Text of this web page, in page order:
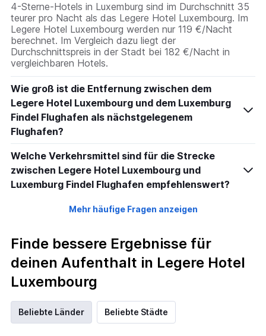
4-Sterne-Hotels in Luxemburg sind im Durchschnitt 35
teurer pro Nacht als das Legere Hotel Luxembourg. Im
Legere Hotel Luxembourg werden nur 119 €/Nacht
berechnet. Im Vergleich dazu liegt der
Durchschnittspreis in der Stadt bei 182 €/Nacht in
vergleichbaren Hotels.
Wie groß ist die Entfernung zwischen dem
Legere Hotel Luxembourg und dem Luxemburg
Findel Flughafen als nächstgelegenem
Flughafen?
Welche Verkehrsmittel sind für die Strecke
zwischen Legere Hotel Luxembourg und
Luxemburg Findel Flughafen empfehlenswert?
Mehr häufige Fragen anzeigen
Finde bessere Ergebnisse für
deinen Aufenthalt in Legere Hotel
Luxembourg
Beliebte Länder Beliebte Städte